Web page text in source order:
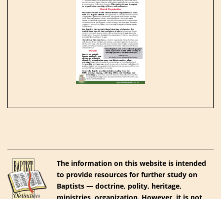
The information on this website is intended
to provide resources for further study on
Baptists — doctrine, polity, heritage,
ministries, organization. However, it is not